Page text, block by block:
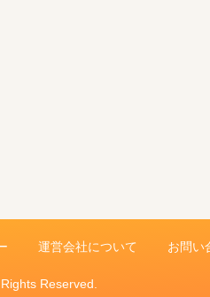
運営会社について お問い
Reserved.